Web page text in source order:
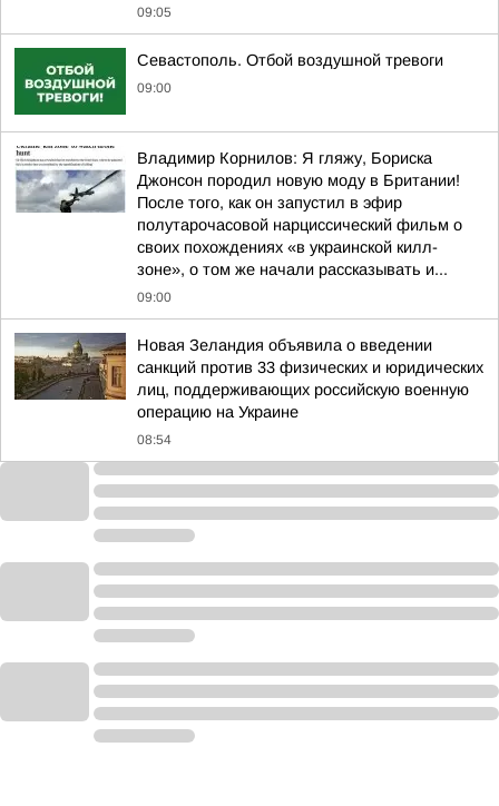
09:05
Севастополь. Отбой воздушной тревоги
09:00
Владимир Корнилов: Я гляжу, Бориска
Джонсон породил новую моду в Британии!
После того, как он запустил в эфир
полутарочасовой нарциссический фильм о
своих похождениях «в украинской килл-
зоне», о том же начали рассказывать и...
09:00
Новая Зеландия объявила о введении
санкций против 33 физических и юридических
лиц, поддерживающих российскую военную
операцию на Украине
08:54